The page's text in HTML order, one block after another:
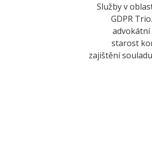
Služby v
GDPR
advokátní
starost
zajištění